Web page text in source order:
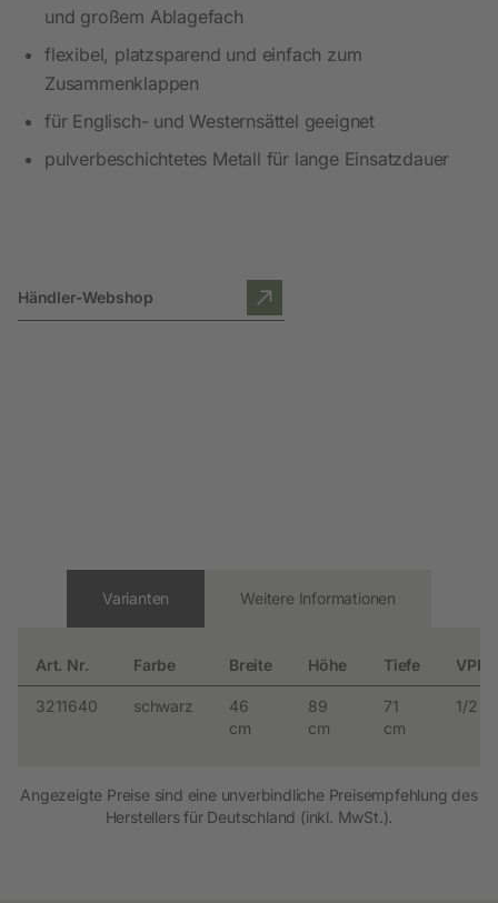
und großem Ablagefach
flexibel, platzsparend und einfach zum
Zusammenklappen
für Englisch- und Westernsättel geeignet
pulverbeschichtetes Metall für lange Einsatzdauer
Händler-Webshop
Varianten
Art. Nr. Farbe Breite Höhe Tiefe VPE
3211640 schwarz
46
cm
89
cm
71
cm
1/2
Weitere Informationen
Angezeigte Preise sind eine unverbindliche Preisempfehlung des
Herstellers für Deutschland (inkl. MwSt.).